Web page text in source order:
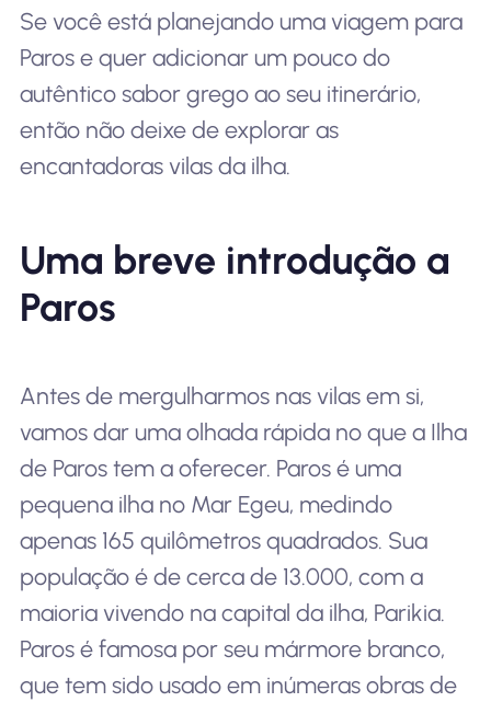
Se você está planejando uma viagem para
Paros e quer adicionar um pouco do
autêntico sabor grego ao seu itinerário,
então não deixe de explorar as
encantadoras vilas da ilha.
Uma breve introdução a
Paros
Antes de mergulharmos nas vilas em si,
vamos dar uma olhada rápida no que a Ilha
de Paros tem a oferecer. Paros é uma
pequena ilha no Mar Egeu, medindo
apenas 165 quilômetros quadrados. Sua
população é de cerca de 13.000, com a
maioria vivendo na capital da ilha, Parikia.
Paros é famosa por seu mármore branco,
que tem sido usado em inúmeras obras de